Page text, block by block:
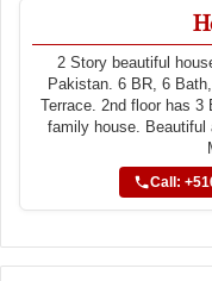
2 Story beautiful
Pakistan. 6 BR, 6
Terrace. 2nd floor has 3
family house. Beautiful
Call: